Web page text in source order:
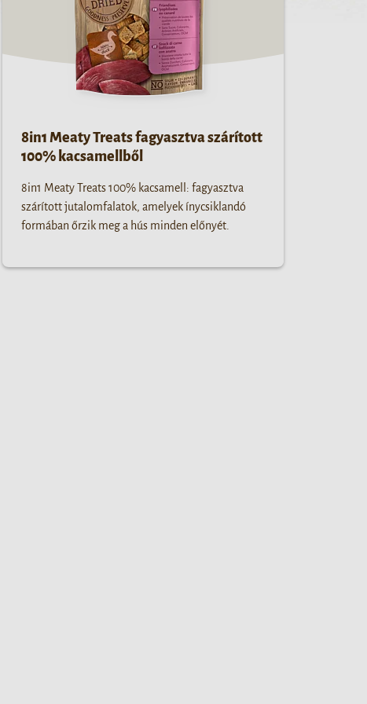
8in1 Meaty Treats fagyasztva szárított
100% kacsamellből
8in1 Meaty Treats 100% kacsamell: fagyasztva
szárított jutalomfalatok, amelyek ínycsiklandó
formában őrzik meg a hús minden előnyét.